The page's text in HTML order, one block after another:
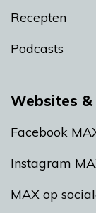
Recepten
Podcasts
Websites &
Facebook
Instagram
MAX op